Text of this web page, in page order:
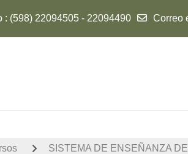
: (598) 22094505 - 22094490 Correo
SISTEMA DE ENSEÑANZA